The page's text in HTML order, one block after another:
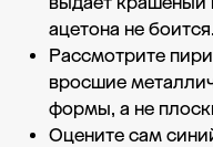
ацетона не боится.
Рассмотрите
вросшие
формы, а не
Оцените сам